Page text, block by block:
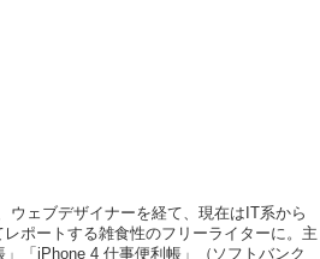
ウェブデザイナーを経て、現在はIT系から
ポートする雑食性のフリーライターに。主
「iPhone 4 仕事便利帳」（ソフトバンク